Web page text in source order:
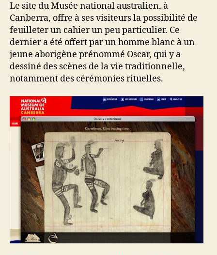
Le site du Musée national australien, à
Canberra, offre à ses visiteurs la possibilité de
feuilleter un cahier un peu particulier. Ce
dernier a été offert par un homme blanc à un
jeune aborigène prénommé Oscar, qui y a
dessiné des scènes de la vie traditionnelle,
notamment des cérémonies rituelles.